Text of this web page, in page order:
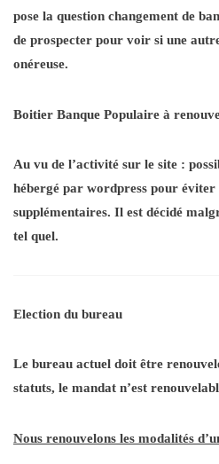
pose la question changement de
de prospecter pour voir si une
onéreuse.
Boitier Banque Populaire à
Au vu de l’activité sur le site :
hébergé par wordpress pour éviter
supplémentaires. Il est décidé
tel quel.
Election du bureau
Le bureau actuel doit être
statuts, le mandat n’est
Nous renouvelons les modalités